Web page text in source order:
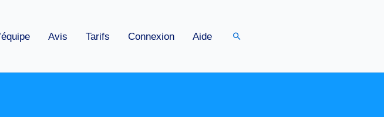
Avis Tarifs Connexion Aide Rechercher